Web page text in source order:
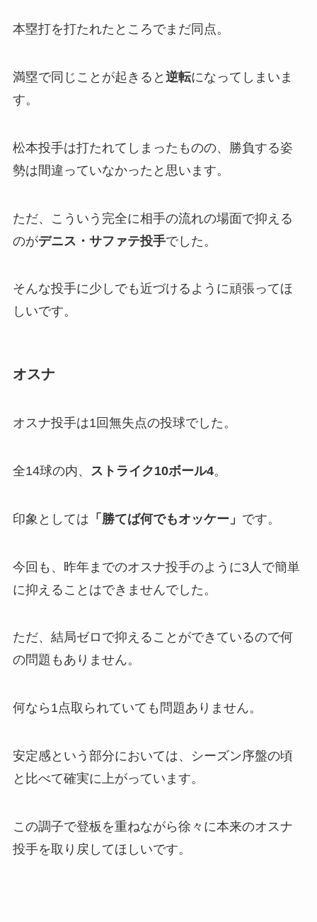
本塁打を打たれたところでまだ同点。
満塁で同じことが起きると 逆転になってしまいま
す。
松本投手は打たれてしまったものの、勝負する姿
勢は間違っていなかったと思います。
ただ、こういう完全に相手の流れの場面で抑える
のがデニス・サファテ投手でした。
そんな投手に少しでも近づけるように頑張ってほ
しいです。
オスナ
オスナ投手は1回無失点の投球でした。
全14球の内、 ストライク10ボール4。
印象としては 「勝てば何でもオッケー」 です。
今回も、昨年までのオスナ投手のように3人で簡単
に抑えることはできませんでした。
ただ、結局ゼロで抑えることができているので何
の問題もありません。
何なら1点取られていても問題ありません。
安定感という部分においては、シーズン序盤の頃
と比べて確実に上がっています。
この調子で登板を重ねながら徐々に本来のオスナ
投手を取り戻してほしいです。